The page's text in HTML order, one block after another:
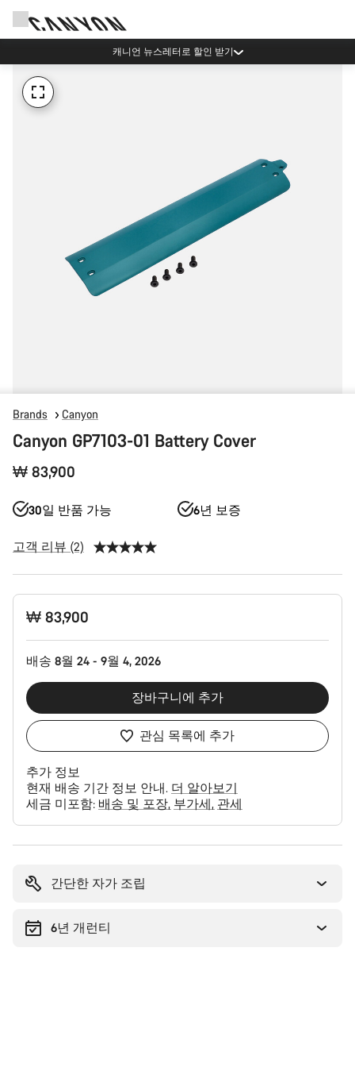
캐니언 뉴스레터로 할인 받기
Brands Canyon
Canyon GP7103-01 Battery Cover
₩ 83,900
30일 반품 가능 6년 보증
고객 리뷰 (2)
제
₩ 83,900
배송 8월 24 - 9월 4, 2026
장바구니에 추가
관심 목록에 추가
추가 정보
현재 배송 기간 정보 안내. 더 알아보기
세금 미포함: 배송 및 포장 부가세 관세
간단한 자가 조립
6년 개런티